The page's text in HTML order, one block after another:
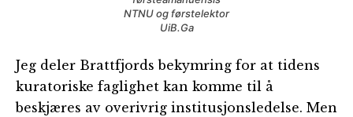
NTNU og førstelektor
UiB.Ga
Jeg deler Brattfjords bekymring for at tidens
kuratoriske faglighet kan komme til å
beskjæres av overivrig institusjonsledelse. Men